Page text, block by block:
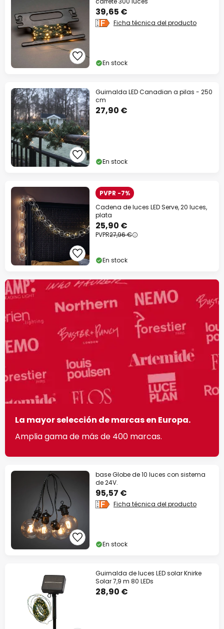
39,65 €
Ficha técnica del producto
En stock
Guirnalda LED Canadian a pilas - 250
cm
27,90 €
En stock
PVPR -7%
Cadena de luces LED Serve, 20 luces,
plata
25,90 €
PVPR27,96 €
En stock
La mayor selección de marcas en Europa.
Amplia gama de más de 400 marcas.
base Globe de 10 luces con sistema
de 24V.
95,57 €
Ficha técnica del producto
En stock
Guirnalda de luces LED solar Knirke
Solar 7,9 m 80 LEDs
28,90 €